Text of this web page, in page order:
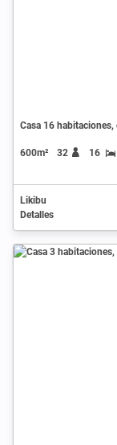
Casa 16
600m² 32 16
Likibu
Detalles